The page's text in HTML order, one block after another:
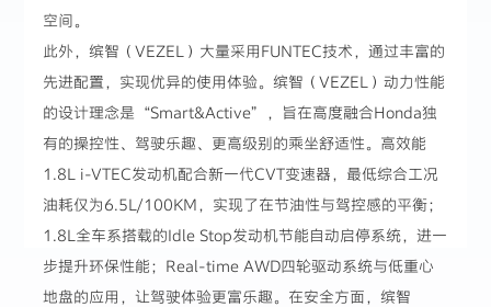
空间。
此外，缤智（VEZEL）大量采用FUNTEC技术，通过丰富的
先进配置，实现优异的使用体验。缤智（VEZEL）动力性能
的设计理念是“Smart&Active”，旨在高度融合Honda独
有的操控性、驾驶乐趣、更高级别的乘坐舒适性。高效能
1.8L i-VTEC发动机配合新一代CVT变速器，最低综合工况
油耗仅为6.5L/100KM，实现了在节油性与驾控感的平衡；
1.8L全车系搭载的Idle Stop发动机节能自动启停系统，进一
步提升环保性能；Real-time AWD四轮驱动系统与低重心
地盘的应用，让驾驶体验更富乐趣。在安全方面，缤智